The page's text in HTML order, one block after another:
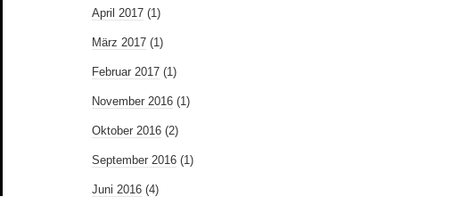
April 2017 (1)
März 2017 (1)
Februar 2017 (1)
November 2016 (1)
Oktober 2016 (2)
September 2016 (1)
Juni 2016 (4)